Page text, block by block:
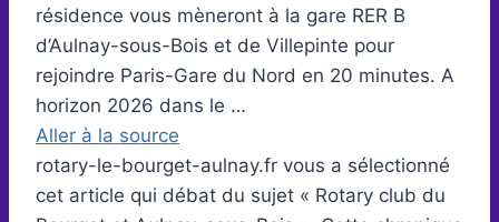
résidence vous mèneront à la gare RER B
d’Aulnay-sous-Bois et de Villepinte pour
rejoindre Paris-Gare du Nord en 20 minutes. A
horizon 2026 dans le …
Aller à la source
rotary-le-bourget-aulnay.fr vous a sélectionné
cet article qui débat du sujet « Rotary club du